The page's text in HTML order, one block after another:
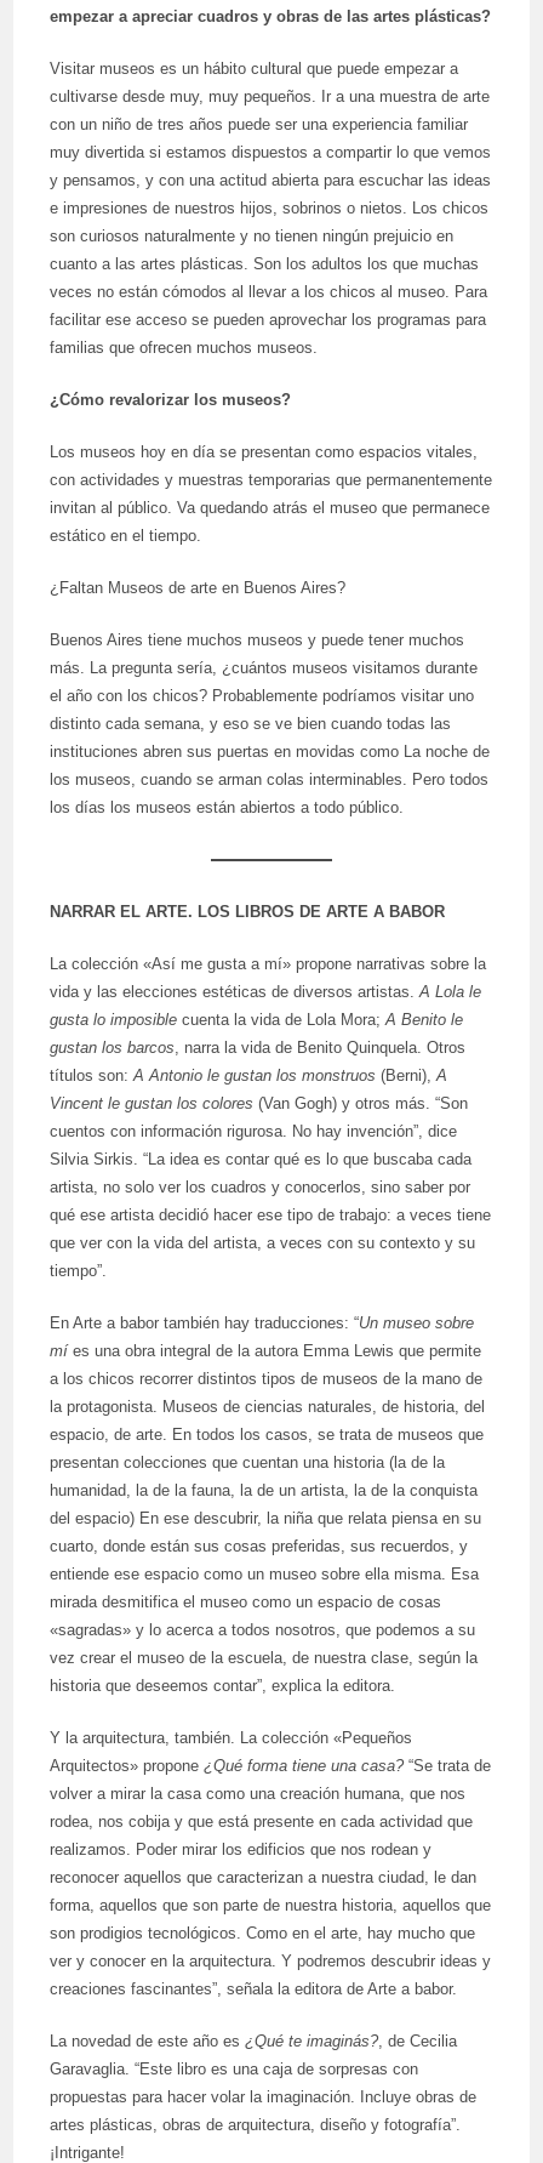
empezar a apreciar cuadros y obras de las artes plásticas?
Visitar museos es un hábito cultural que puede empezar a
cultivarse desde muy, muy pequeños. Ir a una muestra de arte
con un niño de tres años puede ser una experiencia familiar
muy divertida si estamos dispuestos a compartir lo que vemos
y pensamos, y con una actitud abierta para escuchar las ideas
e impresiones de nuestros hijos, sobrinos o nietos. Los chicos
son curiosos naturalmente y no tienen ningún prejuicio en
cuanto a las artes plásticas. Son los adultos los que muchas
veces no están cómodos al llevar a los chicos al museo. Para
facilitar ese acceso se pueden aprovechar los programas para
familias que ofrecen muchos museos.
¿Cómo revalorizar los museos?
Los museos hoy en día se presentan como espacios vitales,
con actividades y muestras temporarias que permanentemente
invitan al público. Va quedando atrás el museo que permanece
estático en el tiempo.
¿Faltan Museos de arte en Buenos Aires?
Buenos Aires tiene muchos museos y puede tener muchos
más. La pregunta sería, ¿cuántos museos visitamos durante
el año con los chicos? Probablemente podríamos visitar uno
distinto cada semana, y eso se ve bien cuando todas las
instituciones abren sus puertas en movidas como La noche de
los museos, cuando se arman colas interminables. Pero todos
los días los museos están abiertos a todo público.
NARRAR EL ARTE. LOS LIBROS DE ARTE A BABOR
La colección «Así me gusta a mí» propone narrativas sobre la
vida y las elecciones estéticas de diversos artistas.A Lola le
gusta lo imposiblecuenta la vida de Lola Mora;A Benito le
gustan los barcos, narra la vida de Benito Quinquela. Otros
títulos son:A Antonio le gustan los monstruos (Berni),A
Vincent le gustan los colores (Van Gogh) y otros más. “Son
cuentos con información rigurosa. No hay invención”, dice
Silvia Sirkis. “La idea es contar qué es lo que buscaba cada
artista, no solo ver los cuadros y conocerlos, sino saber por
qué ese artista decidió hacer ese tipo de trabajo: a veces tiene
que ver con la vida del artista, a veces con su contexto y su
tiempo”.
En Arte a babor también hay traducciones: “Un museo sobre
míes una obra integral de la autora Emma Lewis que permite
a los chicos recorrer distintos tipos de museos de la mano de
la protagonista. Museos de ciencias naturales, de historia, del
espacio, de arte. En todos los casos, se trata de museos que
presentan colecciones que cuentan una historia (la de la
humanidad, la de la fauna, la de un artista, la de la conquista
del espacio) En ese descubrir, la niña que relata piensa en su
cuarto, donde están sus cosas preferidas, sus recuerdos, y
entiende ese espacio como un museo sobre ella misma. Esa
mirada desmitifica el museo como un espacio de cosas
«sagradas» y lo acerca a todos nosotros, que podemos a su
vez crear el museo de la escuela, de nuestra clase, según la
historia que deseemos contar”, explica la editora.
Y la arquitectura, también. La colección «Pequeños
Arquitectos» propone¿Qué forma tiene una casa?“Se trata de
volver a mirar la casa como una creación humana, que nos
rodea, nos cobija y que está presente en cada actividad que
realizamos. Poder mirar los edificios que nos rodean y
reconocer aquellos que caracterizan a nuestra ciudad, le dan
forma, aquellos que son parte de nuestra historia, aquellos que
son prodigios tecnológicos. Como en el arte, hay mucho que
ver y conocer en la arquitectura. Y podremos descubrir ideas y
creaciones fascinantes”, señala la editora de Arte a babor.
La novedad de este año es¿Qué te imaginás?, de Cecilia
Garavaglia. “Este libro es una caja de sorpresas con
propuestas para hacer volar la imaginación. Incluye obras de
artes plásticas, obras de arquitectura, diseño y fotografía”.
¡Intrigante!